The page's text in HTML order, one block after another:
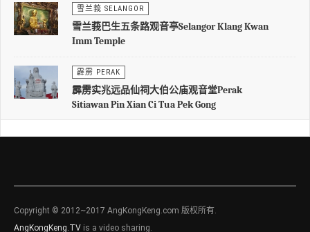
雪兰莪 SELANGOR
雪兰莪巴生五条路观音亭Selangor Klang Kwan
Imm Temple
霹雳 PERAK
霹雳实兆远品仙祠大伯公庙观音堂Perak
Sitiawan Pin Xian Ci Tua Pek Gong
Copyright © 2012~2017 AngKongKeng.com 版权所有.
AngKongKeng.TV is a video sharing.